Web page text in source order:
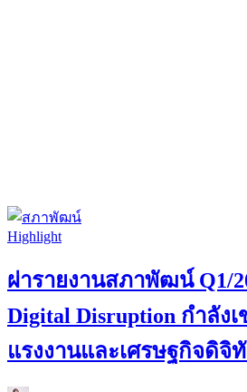
Highlight
ผ่ารายงานสภาพัฒน์ Q1/
Digital Disruption กำลังเ
แรงงานและเศรษฐกิจดิจิ